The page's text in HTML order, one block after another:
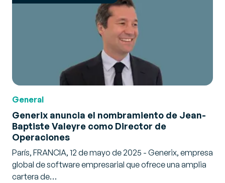
General
Generix anuncia el nombramiento de Jean-
Baptiste Valeyre como Director de
Operaciones
París, FRANCIA, 12 de mayo de 2025 - Generix, empresa
global de software empresarial que ofrece una amplia
cartera de…